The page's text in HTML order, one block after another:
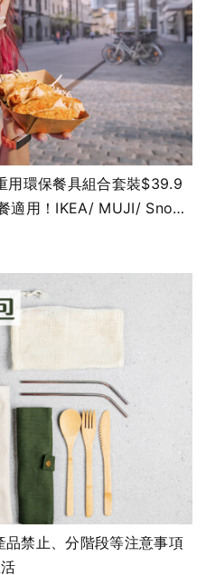
環保餐具組合套裝$39.9
適用！IKEA/ MUJI/ Snow
Sanrio(不斷更新)
禁止、分階段等注意事項